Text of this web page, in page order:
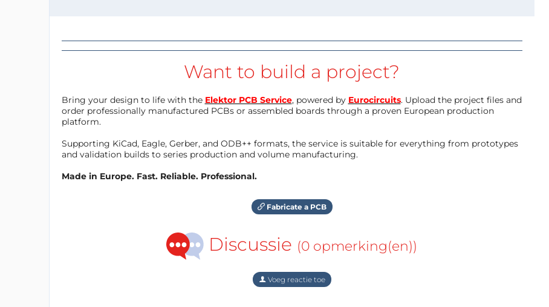
Want to build a project?
Bring your design to life with the Elektor PCB Service, powered by Eurocircuits. Upload the project files and
order professionally manufactured PCBs or assembled boards through a proven European production
platform.
Supporting KiCad, Eagle, Gerber, and ODB++ formats, the service is suitable for everything from prototypes
and validation builds to series production and volume manufacturing.
Made in Europe. Fast. Reliable. Professional.
Fabricate a PCB
Discussie (0 opmerking(en))
Voeg reactie toe